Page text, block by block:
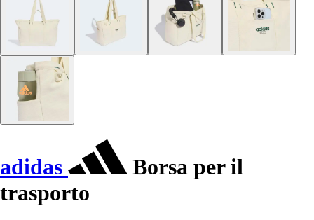
adidas
Borsa per il
trasporto